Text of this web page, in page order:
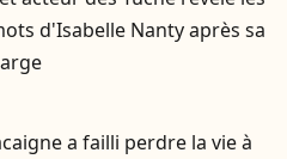
d'Isabelle Nanty après sa
a failli perdre la vie à